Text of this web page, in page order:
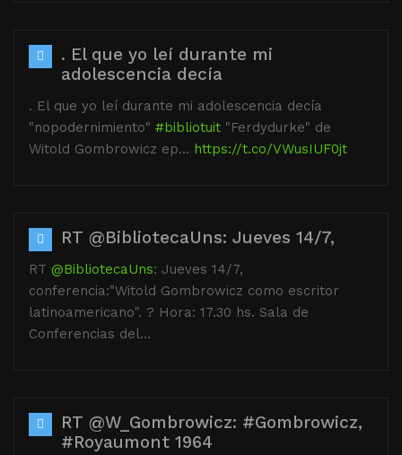
. El que yo leí durante mi
adolescencia decía
. El que yo leí durante mi adolescencia decía
"nopodernimiento" #bibliotuit "Ferdydurke" de
Witold Gombrowicz ep… https://t.co/VWusIUF0jt
RT @BibliotecaUns: Jueves 14/7,
RT @BibliotecaUns: Jueves 14/7,
conferencia:"Witold Gombrowicz como escritor
latinoamericano". ? Hora: 17.30 hs. Sala de
Conferencias del…
RT @W_Gombrowicz: #Gombrowicz,
#Royaumont 1964